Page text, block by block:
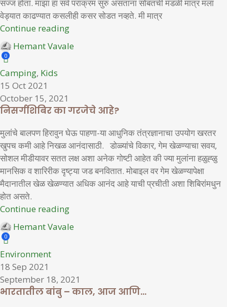
सज्ज होता. माझा हा सर्व पराक्रम सुरु असताना सोबतची मंडळी मात्र मला
वेड्यात काढण्यात कसलीही कसर सोडत नव्हते. मी मात्र
Continue reading
Hemant Vavale
0
Camping, Kids
15 Oct 2021
October 15, 2021
निसर्गशिबिर का गरजेचे आहे?
मुलांचे बालपण हिरावुन घेऊ पाहणा-या आधुनिक तंत्रज्ञानाचा उपयोग खरतर
खुपच कमी आहे निखळ आनंदासाठी. डोळ्यांचे विकार, गेम खेळण्याचा सवय,
सोशल मीडीयावर सतत लक्ष अशा अनेक गोष्टी आहेत की ज्या मुलांना हळुह्ळु
मानसिक व शारिरीक दृष्ट्या जड बनवितात. मोबाइल वर गेम खेळण्यापेक्षा
मैदानातील खेळ खेळण्यात अधिक आनंद आहे याची प्रचीती अशा शिबिरांमधुन
होत असते.
Continue reading
Hemant Vavale
0
Environment
18 Sep 2021
September 18, 2021
भारतातील बांबु – काल, आज आणि…